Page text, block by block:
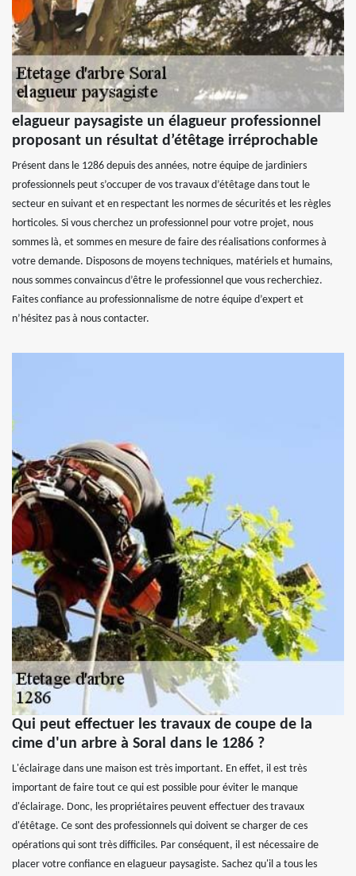
elagueur paysagiste un élagueur professionnel
proposant un résultat d’étêtage irréprochable
Présent dans le 1286 depuis des années, notre équipe de jardiniers
professionnels peut s’occuper de vos travaux d’étêtage dans tout le
secteur en suivant et en respectant les normes de sécurités et les règles
horticoles. Si vous cherchez un professionnel pour votre projet, nous
sommes là, et sommes en mesure de faire des réalisations conformes à
votre demande. Disposons de moyens techniques, matériels et humains,
nous sommes convaincus d’être le professionnel que vous recherchiez.
Faites confiance au professionnalisme de notre équipe d’expert et
n’hésitez pas à nous contacter.
Qui peut effectuer les travaux de coupe de la
cime d'un arbre à Soral dans le 1286 ?
L'éclairage dans une maison est très important. En effet, il est très
important de faire tout ce qui est possible pour éviter le manque
d'éclairage. Donc, les propriétaires peuvent effectuer des travaux
d'étêtage. Ce sont des professionnels qui doivent se charger de ces
opérations qui sont très difficiles. Par conséquent, il est nécessaire de
placer votre confiance en elagueur paysagiste. Sachez qu'il a tous les